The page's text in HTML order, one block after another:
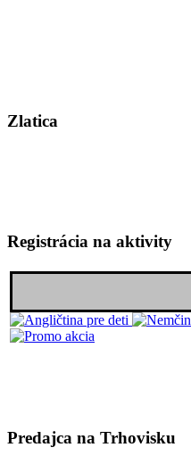
Zlatica
Registrácia na aktivity
Predajca na Trhovisku